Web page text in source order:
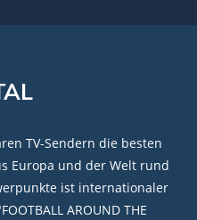
TV-Sendern die besten
Europa und der Welt rund
ist internationaler
AROUND THE